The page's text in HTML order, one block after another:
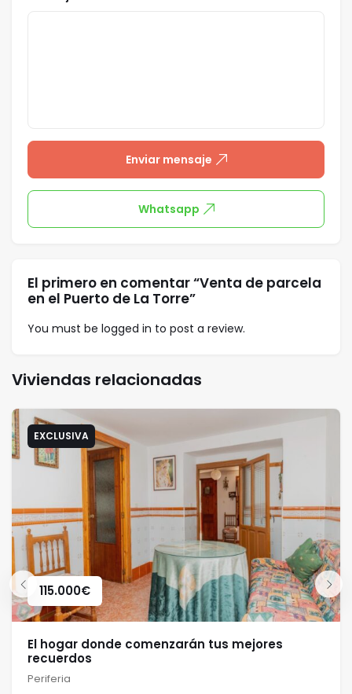
Enviar mensaje
Whatsapp
El primero en comentar “Venta de parcela
en el Puerto de La Torre”
You must be logged in to post a review.
Viviendas relacionadas
EXCLUSIVA
115.000€
El hogar donde comenzarán tus mejores
recuerdos
Periferia